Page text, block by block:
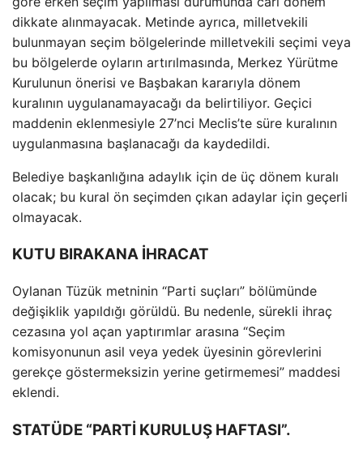
dikkate alınmayacak. Metinde ayrıca, milletvekili
bulunmayan seçim bölgelerinde milletvekili seçimi veya
bu bölgelerde oyların artırılmasında, Merkez Yürütme
Kurulunun önerisi ve Başbakan kararıyla dönem
kuralının uygulanamayacağı da belirtiliyor. Geçici
maddenin eklenmesiyle 27’nci Meclis’te süre kuralının
uygulanmasına başlanacağı da kaydedildi.
Belediye başkanlığına adaylık için de üç dönem kuralı
olacak; bu kural ön seçimden çıkan adaylar için geçerli
olmayacak.
KUTU BIRAKANA İHRACAT
Oylanan Tüzük metninin “Parti suçları” bölümünde
değişiklik yapıldığı görüldü. Bu nedenle, sürekli ihraç
cezasına yol açan yaptırımlar arasına “Seçim
komisyonunun asil veya yedek üyesinin görevlerini
gerekçe göstermeksizin yerine getirmemesi” maddesi
eklendi.
STATÜDE “PARTİ KURULUŞ HAFTASI”.